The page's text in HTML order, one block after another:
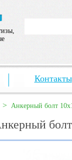
Контакты
> Анкерный болт